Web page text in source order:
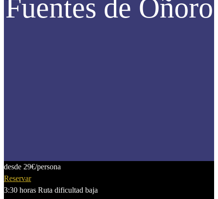
Fuentes de Oñoro
desde 29€/persona
Reservar
3:30 horas Ruta dificultad baja